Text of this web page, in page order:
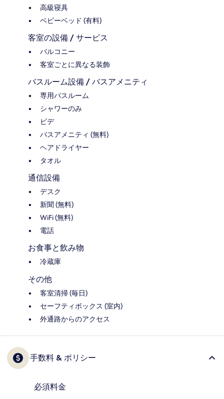
高級寝具
ベビーベッド (有料)
客室の設備 / サービス
バルコニー
客室ごとに異なる装飾
バスルーム設備 / バスアメニティ
専用バスルーム
シャワーのみ
ビデ
バスアメニティ (無料)
ヘアドライヤー
タオル
通信設備
デスク
新聞 (無料)
WiFi (無料)
電話
お食事と飲み物
冷蔵庫
その他
客室清掃 (毎日)
セーフティボックス (室内)
外通路からのアクセス
手数料 & ポリシー
必須料金